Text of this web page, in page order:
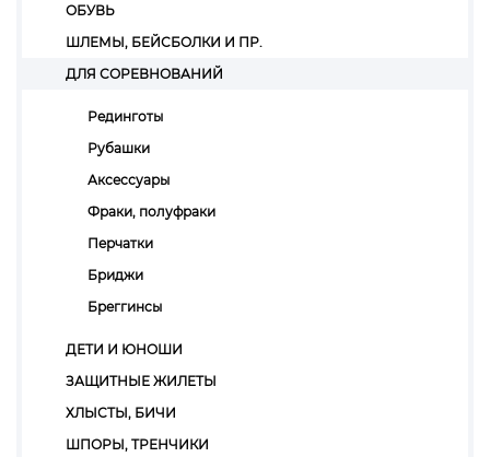
ОБУВЬ
ШЛЕМЫ, БЕЙСБОЛКИ И ПР.
ДЛЯ СОРЕВНОВАНИЙ
Рединготы
Рубашки
Аксессуары
Фраки, полуфраки
Перчатки
Бриджи
Бреггинсы
ДЕТИ И ЮНОШИ
ЗАЩИТНЫЕ ЖИЛЕТЫ
ХЛЫСТЫ, БИЧИ
ШПОРЫ, ТРЕНЧИКИ